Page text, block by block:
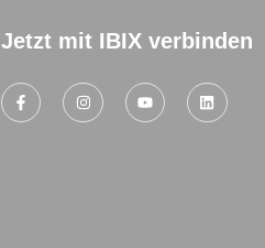
Jetzt mit IBIX verbinden